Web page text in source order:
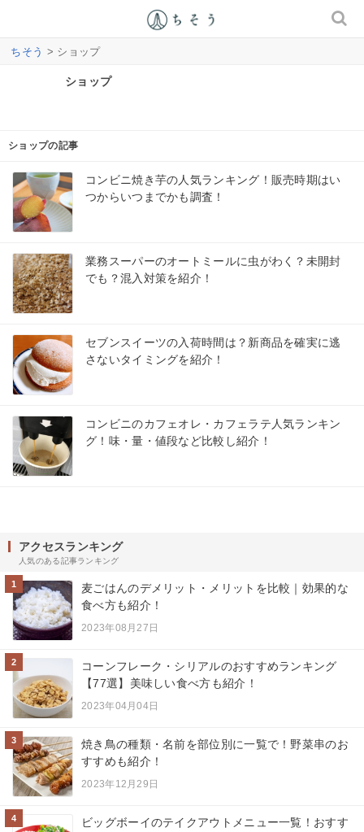
ちそう > ショップ
ショップ
ショップの記事
コンビニ焼き芋の人気ランキング！販売時期はい
つからいつまでかも調査！
業務スーパーのオートミールに虫がわく？未開封
でも？混入対策を紹介！
セブンスイーツの入荷時間は？新商品を確実に逃
さないタイミングを紹介！
コンビニのカフェオレ・カフェラテ人気ランキン
グ！味・量・値段など比較し紹介！
アクセスランキング
人気のある記事ランキング
1
麦ごはんのデメリット・メリットを比較｜効果的な
食べ方も紹介！
2023年08月27日
2
コーンフレーク・シリアルのおすすめランキング
【77選】美味しい食べ方も紹介！
2023年04月04日
3
焼き鳥の種類・名前を部位別に一覧で！野菜串のお
すすめも紹介！
2023年12月29日
4
ビッグボーイのテイクアウトメニュー一覧！おすす